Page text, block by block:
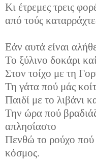
Κι έτρεμες τρεις
από τούς
Εάν αυτά είναι
Το ξύλινο δοκάρι
Στον τοίχο με τη
Τη γάτα πού μάς
Παιδί με το λιβάνι
Την ώρα πού
απλησίαστο
Πενθώ το ρούχο πού
κόσμος.